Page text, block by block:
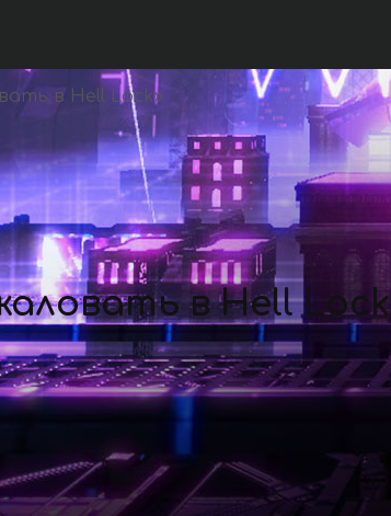
в Hell Lock»
в Hell Lock